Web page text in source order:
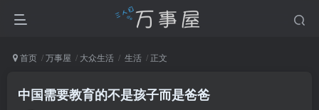
首页 万事屋 大众生活 生活 正文
中国需要教育的不是孩子而是爸爸